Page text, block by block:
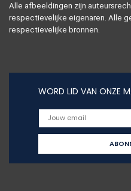
Alle afbeeldingen zijn
respectievelijke eigenaren. Alle
respectievelijke bronnen.
WORD LID VAN ONZE